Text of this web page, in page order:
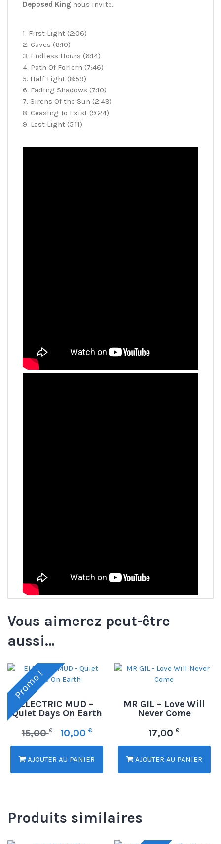
Deposed King nous invite.
1. First Light (2:06)
2. Caves (6:10)
3. Endless Hours (6:14)
4. Path Of Forlorn (7:46)
5. Half-Light (8:59)
6. Fading Shadows (7:10)
7. Sirens Of the Sun (2:49)
8. Ceasing To Exist (9:24)
9. Last Light (5:11)
Vous aimerez peut-être
aussi…
Promo !
ELECTRIC MUD –
Quiet Days On Earth
15,00€ 10,00 €
AJOUTER AU PANIER
MR GIL – Love Will
Never Come
17,00€
AJOUTER AU PANIER
Produits similaires